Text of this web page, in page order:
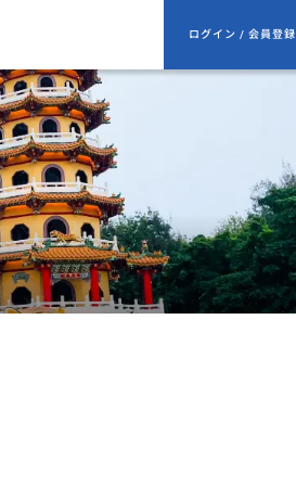
ログイン / 会員登録